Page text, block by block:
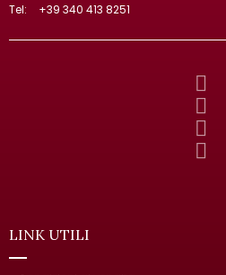
Tel:
+39 340 413 8251
LINK UTILI